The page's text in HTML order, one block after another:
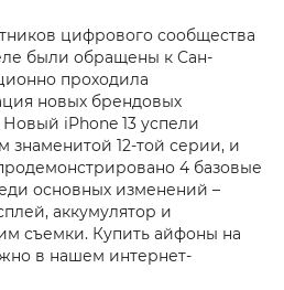
цифрового сообщества
были обращены к Сан-
проходила
новых брендовых
Новый iPhone 13 успели
знаменитой 12-той серии, и
4 базовые
основных изменений –
аккумулятор и
съемки. Купить айфоны на
в нашем интернет-